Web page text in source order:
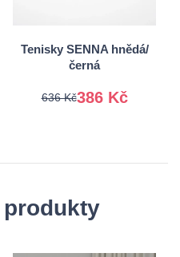
Tenisky SENNA hnědá/
černá
386 Kč
636 Kč
produkty